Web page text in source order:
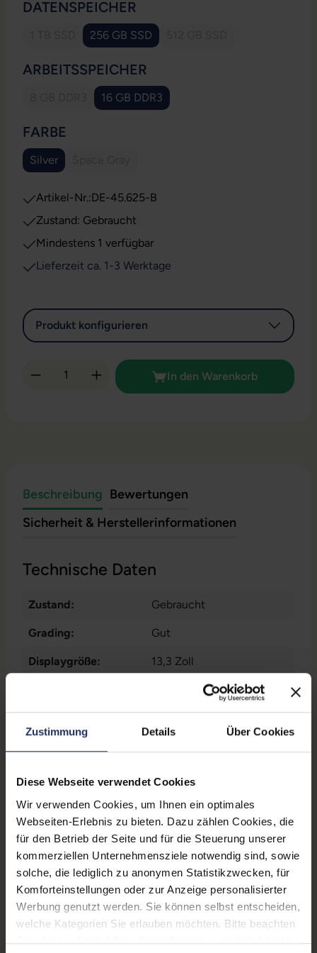
Zustimmung Details Über Cookies
Diese Webseite verwendet Cookies
Wir verwenden Cookies, um Ihnen ein optimales
Webseiten-Erlebnis zu bieten. Dazu zählen Cookies, die
für den Betrieb der Seite und für die Steuerung unserer
kommerziellen Unternehmensziele notwendig sind, sowie
solche, die lediglich zu anonymen Statistikzwecken, für
Komforteinstellungen oder zur Anzeige personalisierter
Werbung genutzt werden. Sie können selbst entscheiden,
welche Kategorien Sie erlauben möchten. Bitte beachten
Sie, dass aufgrund Ihrer Einstellungen, womöglich nicht
DATENSPEICHER
(Diese Option ist zurzeit nicht verfügbar.)
256 GB SSD
ARBEITSSPEICHER
(Diese Option ist zurzeit nicht verfügbar.)
16 GB DDR3
FARBE
Silver
Artikel-Nr.:DE-45.625-B
Zustand: Gebraucht
Mindestens 1 verfügbar
Lieferzeit ca. 1-3 Werktage
Produkt konfigurieren
Produkt Anzahl: Gib den gewünschten
In den Warenkorb
Beschreibung Bewertungen
Sicherheit & Herstellerinformationen
Technische Daten
Zustand: Gebraucht
Grading: Gut
Displaygröße: 13,3 Zoll
2560 x 1600 WQXGA
Prozessorkerne: 4
Datenspeicher: 256 GB SSD
Arbeitsspeicher: 16 GB DDR3
Webcam: Ja